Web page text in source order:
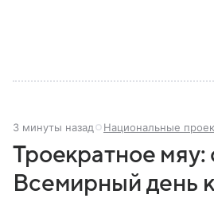
3 минуты назад Национальные
Троекратное мяу:
Всемирный день